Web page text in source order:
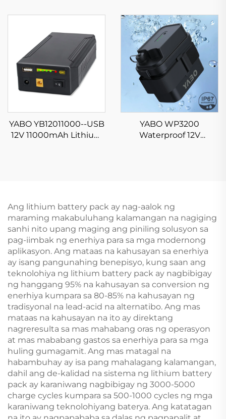
Battery Pack DC USB
Strip, CCTV Camera, at
6000mAh Portable Li-
ion Power Bank DC
Output para sa LED
Strip, Spectra Pump,
CCTV Camera
YABO YB12011000--USB
12V 11000mAh Lithium
YABO WP3200
Waterproof 12V
Ang lithium battery pack ay nag-aalok ng
maraming makabuluhang kalamangan na nagiging
sanhi nito upang maging ang piniling solusyon sa
pag-iimbak ng enerhiya para sa mga modernong
aplikasyon. Ang mataas na kahusayan sa enerhiya
ay isang pangunahing benepisyo, kung saan ang
teknolohiya ng lithium battery pack ay nagbibigay
ng hanggang 95% na kahusayan sa conversion ng
enerhiya kumpara sa 80-85% na kahusayan ng
tradisyonal na lead-acid na alternatibo. Ang mas
mataas na kahusayan na ito ay direktang
nagreresulta sa mas mahabang oras ng operasyon
at mas mababang gastos sa enerhiya para sa mga
huling gumagamit. Ang mas matagal na
habambuhay ay isa pang mahalagang kalamangan,
dahil ang de-kalidad na sistema ng lithium battery
pack ay karaniwang nagbibigay ng 3000-5000
charge cycles kumpara sa 500-1000 cycles ng mga
karaniwang teknolohiyang baterya. Ang katatagan